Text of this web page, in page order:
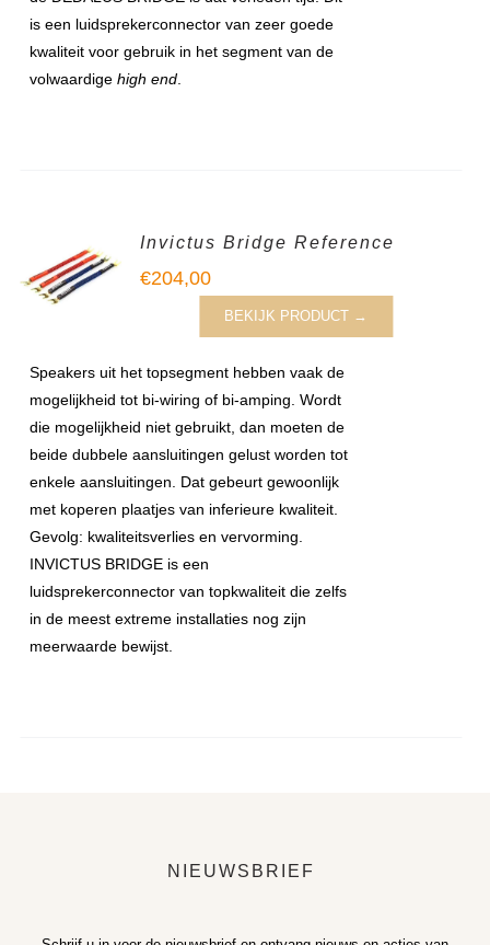
is een luidsprekerconnector van zeer goede
kwaliteit voor gebruik in het segment van de
volwaardige high end.
Invictus Bridge Reference
€204,00
BEKIJK PRODUCT →
Speakers uit het topsegment hebben vaak de
mogelijkheid tot bi-wiring of bi-amping. Wordt
die mogelijkheid niet gebruikt, dan moeten de
beide dubbele aansluitingen gelust worden tot
enkele aansluitingen. Dat gebeurt gewoonlijk
met koperen plaatjes van inferieure kwaliteit.
Gevolg: kwaliteitsverlies en vervorming.
INVICTUS BRIDGE is een
luidsprekerconnector van topkwaliteit die zelfs
in de meest extreme installaties nog zijn
meerwaarde bewijst.
NIEUWSBRIEF